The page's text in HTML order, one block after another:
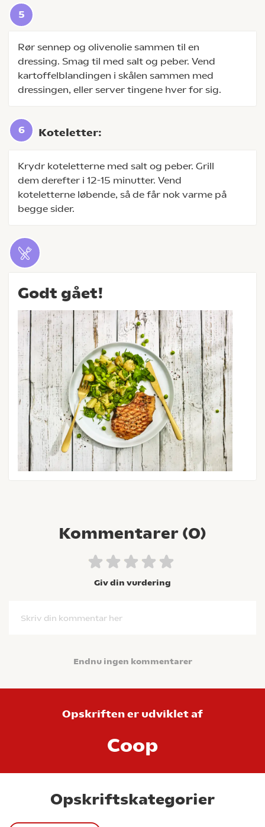
Rør sennep og olivenolie sammen til en
dressing. Smag til med salt og peber. Vend
kartoffelblandingen i skålen sammen med
dressingen, eller server tingene hver for sig.
Koteletter:
Krydr koteletterne med salt og peber. Grill
dem derefter i 12-15 minutter. Vend
koteletterne løbende, så de får nok varme på
begge sider.
Godt gået!
Kommentarer (0)
Giv din vurdering
Skriv din kommentar her
Endnu ingen kommentarer
Opskriften er udviklet af
Coop
Opskriftskategorier